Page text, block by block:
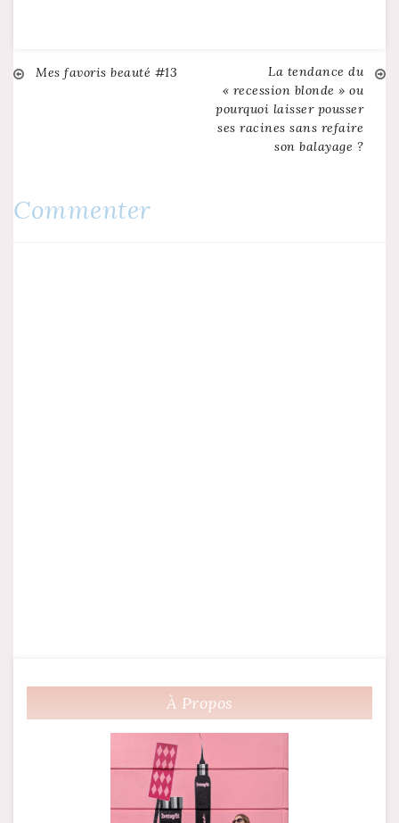
Navigation
Mes favoris beauté #13
La tendance du
« recession blonde » ou
pourquoi laisser pousser
ses racines sans refaire
son balayage ?
Commenter
À Propos